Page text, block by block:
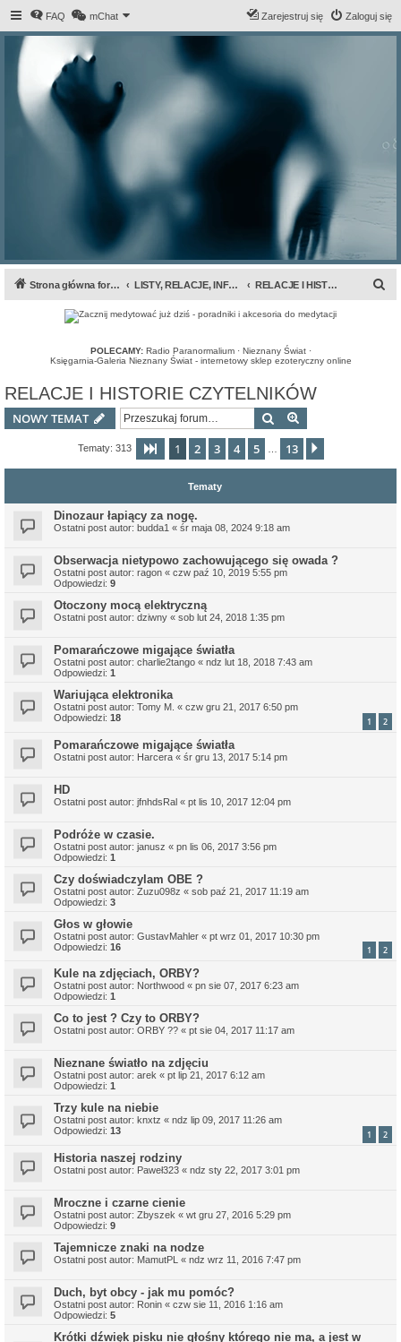
FAQ mChat Zaloguj się
Zarejestruj się
Strona główna forum LISTY, RELACJE, INFORMACJE... RELACJE I HISTORIE CZYTELNIKÓW
POLECAMY: Radio Paranormalium· Nieznany Świat·
Księgarnia-Galeria Nieznany Świat - internetowy sklep ezoteryczny online
RELACJE I HISTORIE CZYTELNIKÓW
NOWY TEMAT Szukaj
Tematy: 313 Strona1 z13
1 2 3 4 5 13
Tematy
Dinozaur łapiący za nogę.
Ostatni post autor: budda1 « śr maja 08, 2024 9:18 am
Obserwacja nietypowo zachowującego się owada ?
Ostatni post autor: ragon « czw paź 10, 2019 5:55 pm
Odpowiedzi: 9
Otoczony mocą elektryczną
Ostatni post autor: dziwny « sob lut 24, 2018 1:35 pm
Pomarańczowe migające światła
Ostatni post autor: charlie2tango « ndz lut 18, 2018 7:43 am
Odpowiedzi: 1
Wariująca elektronika
Ostatni post autor: Tomy M. « czw gru 21, 2017 6:50 pm
Odpowiedzi: 18 1 2
Pomarańczowe migające światła
Ostatni post autor: Harcera « śr gru 13, 2017 5:14 pm
HD
Ostatni post autor: jfnhdsRal « pt lis 10, 2017 12:04 pm
Podróże w czasie.
Ostatni post autor: janusz « pn lis 06, 2017 3:56 pm
Odpowiedzi: 1
Czy doświadczylam OBE ?
Ostatni post autor: Zuzu098z « sob paź 21, 2017 11:19 am
Odpowiedzi: 3
Głos w głowie
Ostatni post autor: GustavMahler « pt wrz 01, 2017 10:30 pm
Odpowiedzi: 16 1 2
Kule na zdjęciach, ORBY?
Ostatni post autor: Northwood « pn sie 07, 2017 6:23 am
Odpowiedzi: 1
Co to jest ? Czy to ORBY?
Ostatni post autor: ORBY ?? « pt sie 04, 2017 11:17 am
Nieznane światło na zdjęciu
Ostatni post autor: arek « pt lip 21, 2017 6:12 am
Odpowiedzi: 1
Trzy kule na niebie
Ostatni post autor: knxtz « ndz lip 09, 2017 11:26 am
Odpowiedzi: 13 1 2
Historia naszej rodziny
Ostatni post autor: Paweł323 « ndz sty 22, 2017 3:01 pm
Mroczne i czarne cienie
Ostatni post autor: Zbyszek « wt gru 27, 2016 5:29 pm
Odpowiedzi: 9
Tajemnicze znaki na nodze
Ostatni post autor: MamutPL « ndz wrz 11, 2016 7:47 pm
Duch, byt obcy - jak mu pomóc?
Ostatni post autor: Ronin « czw sie 11, 2016 1:16 am
Odpowiedzi: 5
Krótki dźwięk pisku nie głośny którego nie ma, a jest w